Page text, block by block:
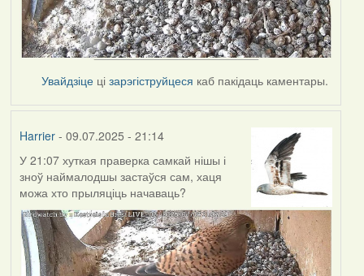
Увайдзіце цізарэгіструйцеся каб пакідаць каментары.
Harrier- 09.07.2025 - 21:14
У 21:07 хуткая праверка самкай нішы і
зноў наймалодшы застаўся сам, хаця
можа хто прыляціць начаваць?